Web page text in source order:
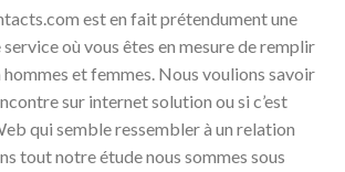
est en fait prétendument une
où vous êtes en mesure de remplir
et femmes. Nous voulions savoir
sur internet solution ou si c’est
qui semble ressembler à un relation
tout notre étude nous sommes sous